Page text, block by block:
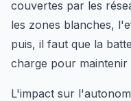
couvertes par les
les zones blanches,
puis, il faut que la
charge pour maintenir
L'impact sur